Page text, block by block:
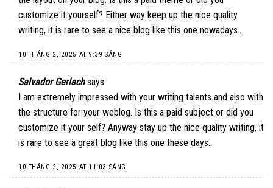
customize it yourself? Either way keep up the nice quality
writing, it is rare to see a nice blog like this one nowadays..
10 THÁNG 2, 2025 AT 9:39 SÁNG
Salvador Gerlach says:
I am extremely impressed with your writing talents and also with
the structure for your weblog. Is this a paid subject or did you
customize it your self? Anyway stay up the nice quality writing, it
is rare to see a great blog like this one these days..
10 THÁNG 2, 2025 AT 11:03 SÁNG